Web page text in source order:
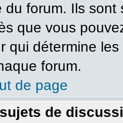
du forum. Ils
que vous
qui détermine
forum.
de page
de